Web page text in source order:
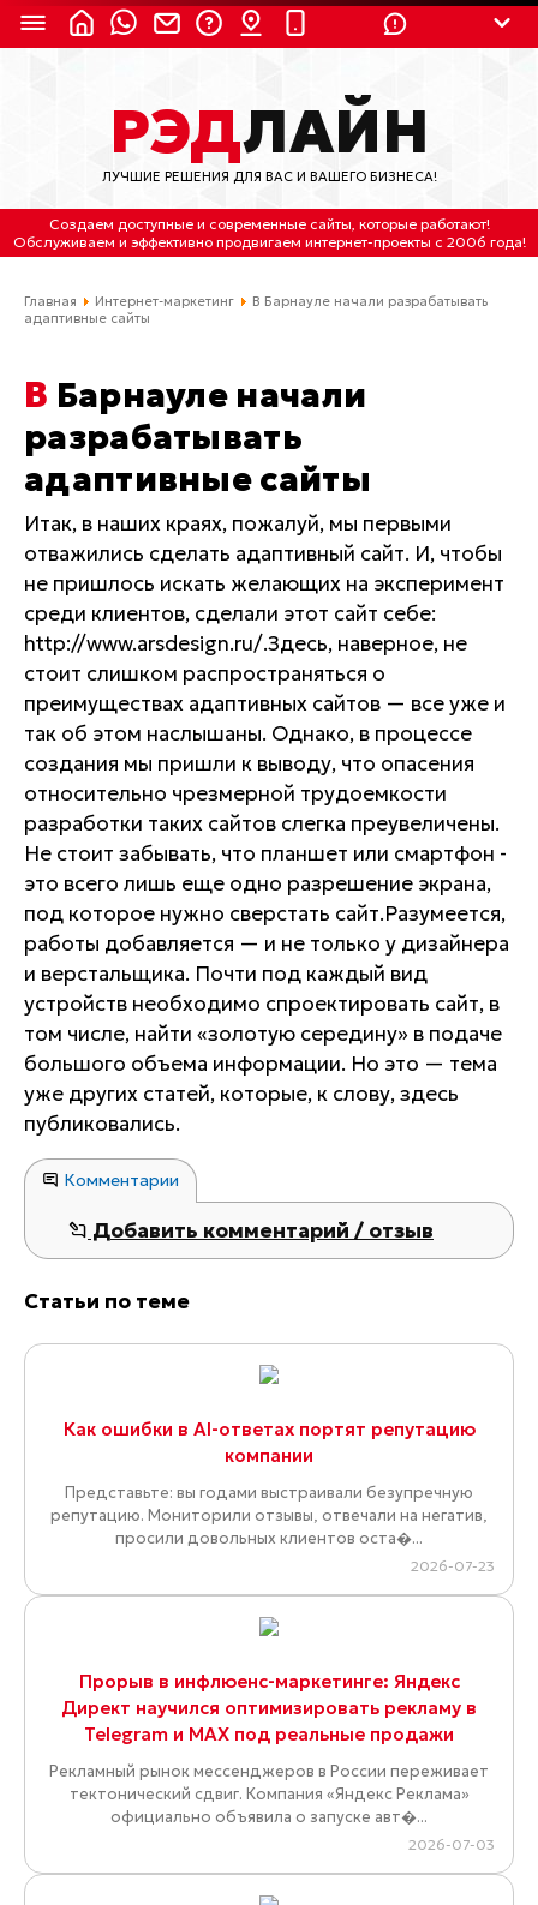
8 (800) 550-9899 (с 2:30 до 11:30 по
Мск)
Бесплатно по России
(4212) 658-653
(4212) 637-673
Отдельный вход \ Левый торец здания
Пн-пт. с 9:30 до 18:30 (по Хбк)
info@lred.ru
Все контакты
РЭДЛАЙН
ЛУЧШИЕ РЕШЕНИЯ ДЛЯ ВАС И ВАШЕГО БИЗНЕСА!
Создаем доступные и современные сайты, которые работают!
Обслуживаем и эффективно продвигаем интернет-проекты с 2006 года!
Главная Интернет-маркетинг
В Барнауле начали разрабатывать
адаптивные сайты
В Барнауле начали
разрабатывать
адаптивные сайты
Итак, в наших краях, пожалуй, мы первыми
отважились сделать адаптивный сайт. И, чтобы
не пришлось искать желающих на эксперимент
среди клиентов, сделали этот сайт себе:
http://www.arsdesign.ru/.Здесь, наверное, не
стоит слишком распространяться о
преимуществах адаптивных сайтов — все уже и
так об этом наслышаны. Однако, в процессе
создания мы пришли к выводу, что опасения
относительно чрезмерной трудоемкости
разработки таких сайтов слегка преувеличены.
Не стоит забывать, что планшет или смартфон -
это всего лишь еще одно разрешение экрана,
под которое нужно сверстать сайт.Разумеется,
работы добавляется — и не только у дизайнера
и верстальщика. Почти под каждый вид
устройств необходимо спроектировать сайт, в
том числе, найти «золотую середину» в подаче
большого объема информации. Но это — тема
уже других статей, которые, к слову, здесь
публиковались.
Комментарии
Добавить комментарий / отзыв
Статьи по теме
Как ошибки в AI-ответах портят репутацию
компании
Представьте: вы годами выстраивали безупречную
репутацию. Мониторили отзывы, отвечали на негатив,
просили довольных клиентов оста�...
2026-07-23
Прорыв в инфлюенс-маркетинге: Яндекс
Директ научился оптимизировать рекламу в
Telegram и MAX под реальные продажи
Рекламный рынок мессенджеров в России переживает
тектонический сдвиг. Компания «Яндекс Реклама»
официально объявила о запуске авт�...
2026-07-03